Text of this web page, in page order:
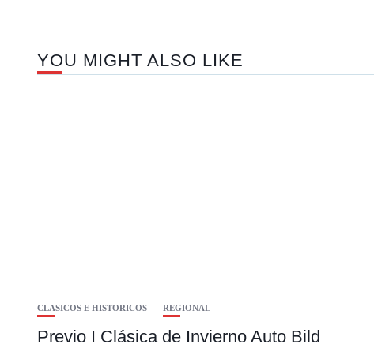
YOU MIGHT ALSO LIKE
CLASICOS E HISTORICOS REGIONAL
Previo I Clásica de Invierno Auto Bild